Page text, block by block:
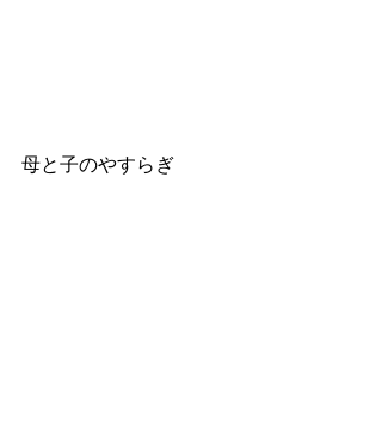
母と子のやすらぎ